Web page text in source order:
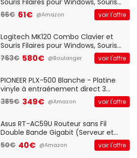
Souris Filaires pour Windows, Souris
Optique Filaire, Connexion USB Plug
And Play, Confortable, Taille
QWERTY UK - Noir
66€ 61€ @Amazon voir l'offre
Logitech MK120 Combo Clavier et
Souris Filaires pour Windows, Souris
Optique Filaire, Connexion USB Plug
And Play, Confortable, Taille
QWERTY UK - Noir
763€ 580€ @Boulanger voir l'offre
PIONEER PLX-500 Blanche - Platine
vinyle à entraénement direct 3
vitesses (33-45-78 trs/min) avec
pre-ampli intégré et port USB
385€ 349€ @Amazon voir l'offre
Asus RT-AC59U Routeur sans Fil
Double Bande Gigabit (Serveur et
Client VPN, Triple Vlan, Mode Point
d'accès et Bridge, contrôle Parental,
50€ 40€ @Amazon voir l'offre